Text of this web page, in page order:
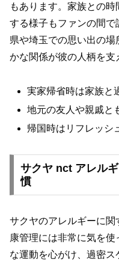
もあります。家族との
する様子もファンの間で
県や埼玉での思い出の
かな関係が彼の人柄を支
実家帰省時は家族と
地元の友人や親戚と
帰国時はリフレッシ
サクヤ nct アレル
慣
サクヤのアレルギーに
康管理には非常に気を
な運動を心がけ、過密